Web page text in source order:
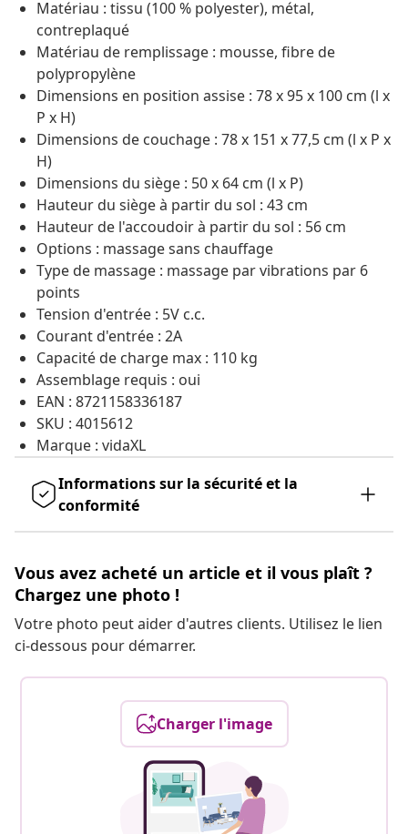
Matériau : tissu (100 % polyester), métal,
contreplaqué
Matériau de remplissage : mousse, fibre de
polypropylène
Dimensions en position assise : 78 x 95 x 100 cm (l x
P x H)
Dimensions de couchage : 78 x 151 x 77,5 cm (l x P x
H)
Dimensions du siège : 50 x 64 cm (l x P)
Hauteur du siège à partir du sol : 43 cm
Hauteur de l'accoudoir à partir du sol : 56 cm
Options : massage sans chauffage
Type de massage : massage par vibrations par 6
points
Tension d'entrée : 5V c.c.
Courant d'entrée : 2A
Capacité de charge max : 110 kg
Assemblage requis : oui
EAN : 8721158336187
SKU : 4015612
Marque : vidaXL
Informations sur la sécurité et la
conformité
Vous avez acheté un article et il vous plaît ?
Chargez une photo !
Votre photo peut aider d'autres clients. Utilisez le lien
ci-dessous pour démarrer.
Charger l'image